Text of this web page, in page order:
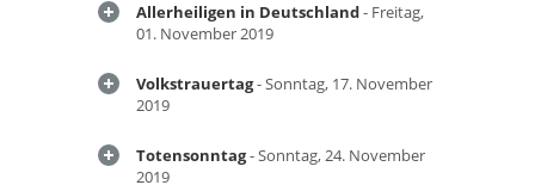
Allerheiligen in Deutschland- Freitag,
01. November 2019
Volkstrauertag- Sonntag, 17. November
2019
Totensonntag- Sonntag, 24. November
2019